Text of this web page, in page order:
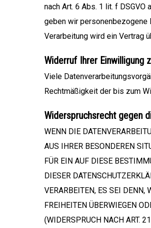
nach Art. 6 Abs. 1 lit. f
geben wir personenbezogene
Verarbeitung wird ein Vertrag
Widerruf Ihrer Einwilligung
Viele
Rechtmäßigkeit der bis zum
Widerspruchsrecht gegen
WENN DIE
AUS IHRER BESONDEREN
FÜR EIN AUF DIESE
DIESER
VERARBEITEN, ES SEI DENN,
FREIHEITEN ÜBERWIEGEN
(WIDERSPRUCH NACH ART.